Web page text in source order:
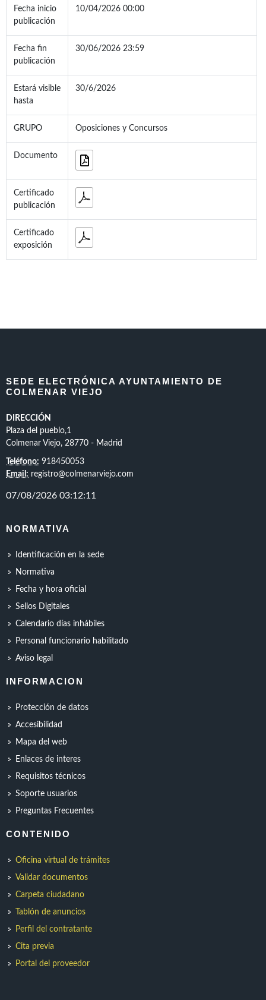
Fecha inicio
publicación
10/04/2026 00:00
Fecha fin
publicación
30/06/2026 23:59
Estará visible
hasta
30/6/2026
GRUPO Oposiciones y Concursos
Documento
Certificado
publicación
Certificado
exposición
SEDE ELECTRÓNICA AYUNTAMIENTO DE
COLMENAR VIEJO
DIRECCIÓN
Plaza del pueblo,1
Colmenar Viejo, 28770 - Madrid
Teléfono: 918450053
Email: registro@colmenarviejo.com
NORMATIVA
Identificación en la sede
Normativa
Fecha y hora oficial
Sellos Digitales
Calendario días inhábiles
Personal funcionario habilitado
Aviso legal
INFORMACION
Protección de datos
Accesibilidad
Mapa del web
Enlaces de interes
Requisitos técnicos
Soporte usuarios
Preguntas Frecuentes
CONTENIDO
Oficina virtual de trámites
Validar documentos
Carpeta ciudadano
Tablón de anuncios
Perfil del contratante
Cita previa
Portal del proveedor